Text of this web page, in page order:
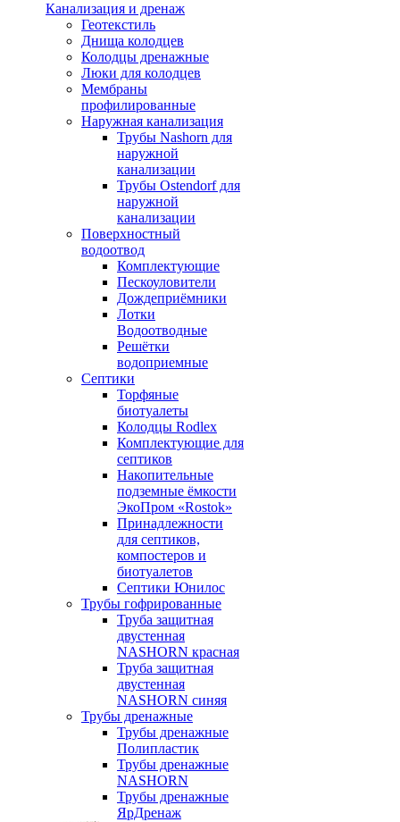
Канализация и дренаж
Геотекстиль
Днища колодцев
Колодцы дренажные
Люки для колодцев
Мембраны
профилированные
Наружная канализация
Трубы Nashorn для
наружной
канализации
Трубы Ostendorf для
наружной
канализации
Поверхностный
водоотвод
Комплектующие
Пескоуловители
Дождеприёмники
Лотки
Водоотводные
Решётки
водоприемные
Септики
Торфяные
биотуалеты
Колодцы Rodlex
Комплектующие для
септиков
Накопительные
подземные ёмкости
ЭкоПром «Rostok»
Принадлежности
для септиков,
компостеров и
биотуалетов
Септики Юнилос
Трубы гофрированные
Труба защитная
двустенная
NASHORN красная
Труба защитная
двустенная
NASHORN синяя
Трубы дренажные
Трубы дренажные
Полипластик
Трубы дренажные
NASHORN
Трубы дренажные
ЯрДренаж